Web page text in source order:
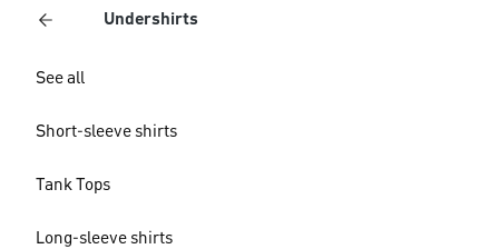
Undershirts
See all
Short-sleeve shirts
Tank Tops
Long-sleeve shirts